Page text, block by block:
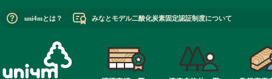
uni4mとは？ みなとモデル二酸化炭素固定認証制度について